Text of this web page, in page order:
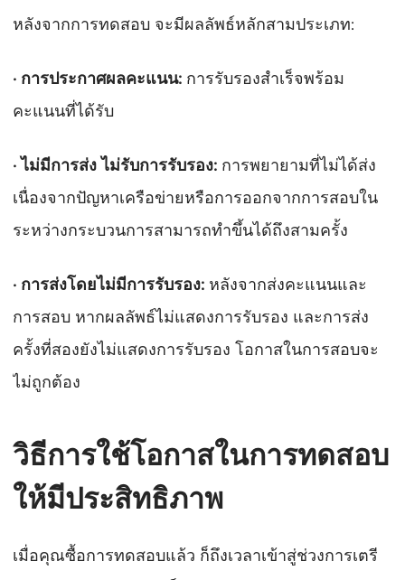
หลังจากการทดสอบ จะมีผลลัพธ์หลักสามประเภท:
· การประกาศผลคะแนน: การรับรองสำเร็จพร้อม
คะแนนที่ได้รับ
· ไม่มีการส่ง ไม่รับการรับรอง: การพยายามที่ไม่ได้ส่ง
เนื่องจากปัญหาเครือข่ายหรือการออกจากการสอบใน
ระหว่างกระบวนการสามารถทำขึ้นได้ถึงสามครั้ง
· การส่งโดยไม่มีการรับรอง: หลังจากส่งคะแนนและ
การสอบ หากผลลัพธ์ไม่แสดงการรับรอง และการส่ง
ครั้งที่สองยังไม่แสดงการรับรอง โอกาสในการสอบจะ
ไม่ถูกต้อง
วิธีการใช้โอกาสในการทดสอบ
ให้มีประสิทธิภาพ
เมื่อคุณซื้อการทดสอบแล้ว ก็ถึงเวลาเข้าสู่ช่วงการเตรี